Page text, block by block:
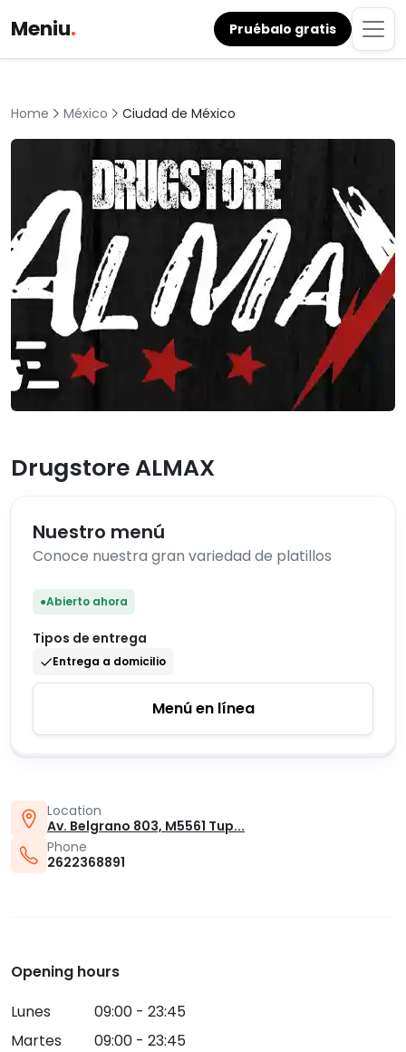
Meniu. Pruébalo gratis
Home México Ciudad de México
Drugstore ALMAX
Nuestro menú
Conoce nuestra gran variedad de platillos
●Abierto ahora
Tipos de entrega
Entrega a domicilio
Menú en línea
Location
Av. Belgrano 803, M5561 Tup...
Phone
2622368891
Opening hours
Lunes
09:00 - 23:45
Martes
09:00 - 23:45